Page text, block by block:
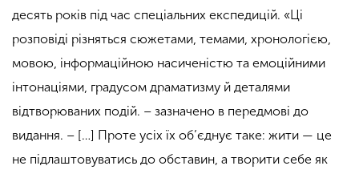
десять років під час спеціальних експедицій. «Ці
розповіді різняться сюжетами, темами, хронологією,
мовою, інформаційною насиченістю та емоційними
інтонаціями, градусом драматизму й деталями
відтворюваних подій. – зазначено в передмові до
видання. – […] Проте усіх їх об’єднує таке: жити — це
не підлаштовуватись до обставин, а творити себе як